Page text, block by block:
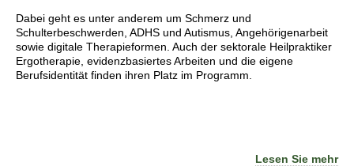
Dabei geht es unter anderem um Schmerz und
Schulterbeschwerden, ADHS und Autismus, Angehörigenarbeit
sowie digitale Therapieformen. Auch der sektorale Heilpraktiker
Ergotherapie, evidenzbasiertes Arbeiten und die eigene
Berufsidentität finden ihren Platz im Programm.
Lesen Sie mehr